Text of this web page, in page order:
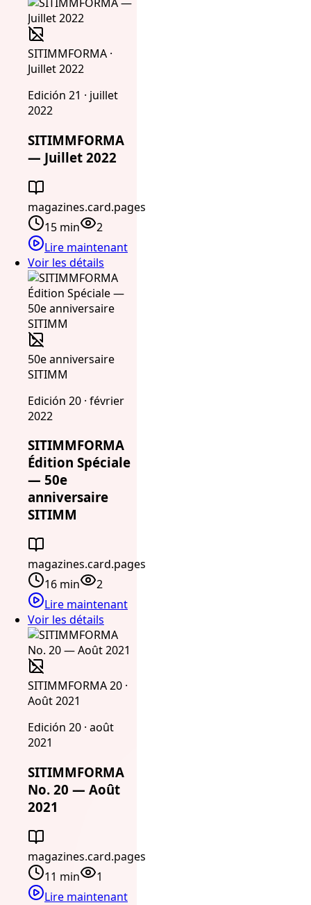
SITIMMFORMA ·
Juillet 2022
Edición 21 · juillet
2022
SITIMMFORMA
— Juillet 2022
magazines.card.pages
15 min
2
Lire maintenant
Voir les détails
50e anniversaire
SITIMM
Edición 20 · février
2022
SITIMMFORMA
Édition Spéciale
— 50e
anniversaire
SITIMM
magazines.card.pages
16 min
2
Lire maintenant
Voir les détails
SITIMMFORMA 20 ·
Août 2021
Edición 20 · août
2021
SITIMMFORMA
No. 20 — Août
2021
magazines.card.pages
11 min
1
Lire maintenant